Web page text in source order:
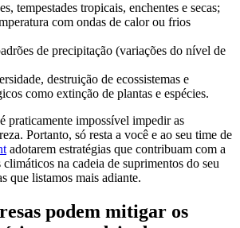
tempestades tropicais, enchentes e secas;
com ondas de calor ou frios
de precipitação (variações do nível de
destruição de ecossistemas e
como extinção de plantas e espécies.
praticamente impossível impedir as
Portanto, só resta a você e ao seu time de
adotarem estratégias que contribuam com a
na cadeia de suprimentos do seu
que listamos mais adiante.
podem mitigar os